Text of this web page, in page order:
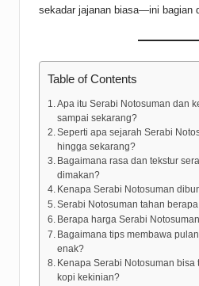
sekadar jajanan biasa—ini bagian
Table of Contents
Apa itu Serabi Notosuman dan
sampai sekarang?
Seperti apa sejarah Serabi
hingga sekarang?
Bagaimana rasa dan tekstur
dimakan?
Kenapa Serabi Notosuman
Serabi Notosuman tahan
Berapa harga Serabi
Bagaimana tips membawa
enak?
Kenapa Serabi Notosuman bisa
kopi kekinian?